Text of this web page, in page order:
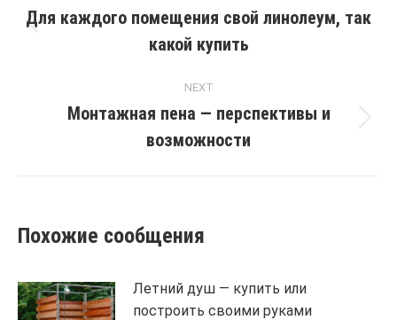
navigation
post:
Для каждого помещения свой линолеум, так
какой купить
NEXT
post:
Монтажная пена — перспективы и
возможности
Похожие сообщения
Летний душ — купить или
построить своими руками